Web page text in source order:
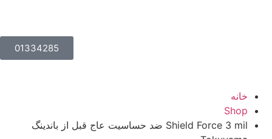
01334285
خانه
Shop
Shield Force 3 mil ضد حساسیت عاج قبل از باندینگ